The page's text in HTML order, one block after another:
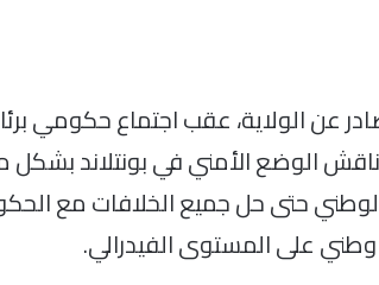
عن الولاية، عقب اجتماع حكومي
ناقش الوضع الأمني في بونتلاند بشكل
حتى حل جميع الخلافات مع
على المستوى الفيدرالي.